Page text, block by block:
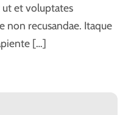
ut et voluptates
non recusandae. Itaque
[…]